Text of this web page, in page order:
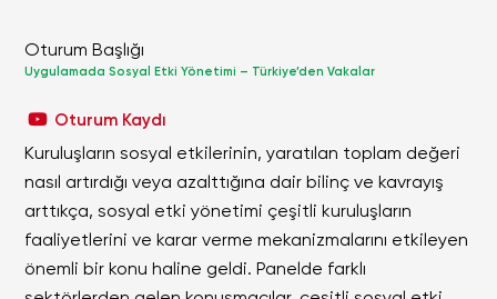
Oturum Başlığı
Uygulamada Sosyal Etki Yönetimi – Türkiye’den Vakalar
Oturum Kaydı
Kuruluşların sosyal etkilerinin, yaratılan toplam değeri
nasıl artırdığı veya azalttığına dair bilinç ve kavrayış
arttıkça, sosyal etki yönetimi çeşitli kuruluşların
faaliyetlerini ve karar verme mekanizmalarını etkileyen
önemli bir konu haline geldi. Panelde farklı